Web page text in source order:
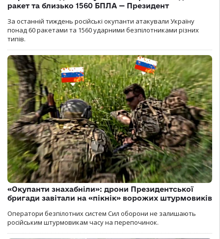
ракет та близько 1560 БПЛА — Президент
За останній тиждень російські окупанти атакували Україну
понад 60 ракетами та 1560 ударними безпілотниками різних
типів.
«Окупанти знахабніли»: дрони Президентської
бригади завітали на «пікнік» ворожих штурмовиків
Оператори безпілотних систем Сил оборони не залишають
російським штурмовикам часу на перепочинок.